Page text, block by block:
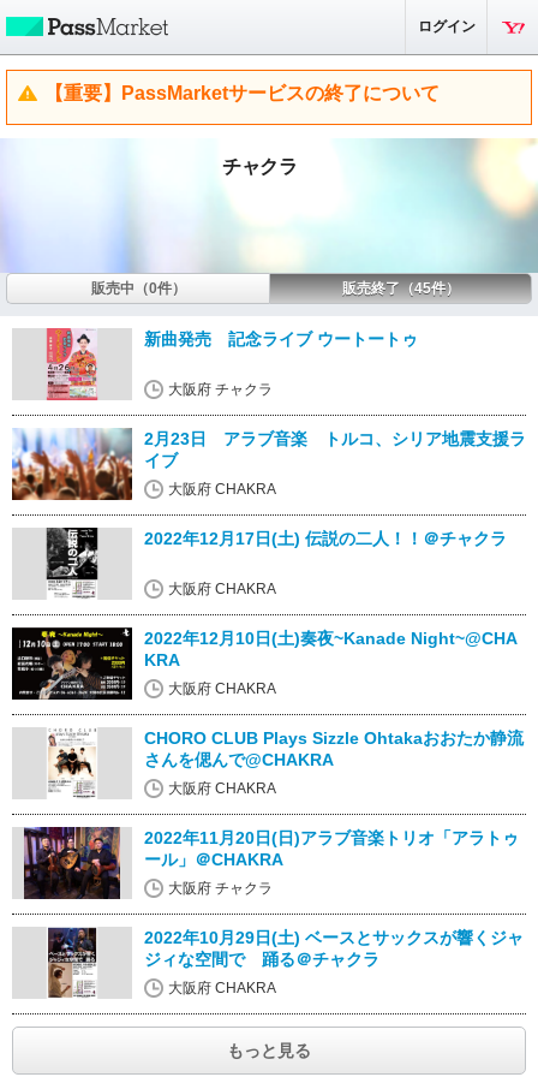
ログイン
【重要】PassMarketサービスの終了について
チャクラ
販売中（0件） 販売終了（45件）
新曲発売 記念ライブ ウートートゥ
大阪府 チャクラ
2月23日 アラブ音楽 トルコ、シリア地震支援ラ
イブ
大阪府 CHAKRA
2022年12月17日(土) 伝説の二人！！＠チャクラ
大阪府 CHAKRA
2022年12月10日(土)奏夜~Kanade Night~@CHA
KRA
大阪府 CHAKRA
CHORO CLUB Plays Sizzle Ohtakaおおたか静流
さんを偲んで@CHAKRA
大阪府 CHAKRA
2022年11月20日(日)アラブ音楽トリオ「アラトゥ
ール」＠CHAKRA
大阪府 チャクラ
2022年10月29日(土) ベースとサックスが響くジャ
ジィな空間で 踊る＠チャクラ
大阪府 CHAKRA
もっと見る